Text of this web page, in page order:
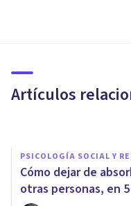
Artículos
detectarlo)
PSICOLOGÍA SOCIAL Y
Cómo dejar de
otras personas, en